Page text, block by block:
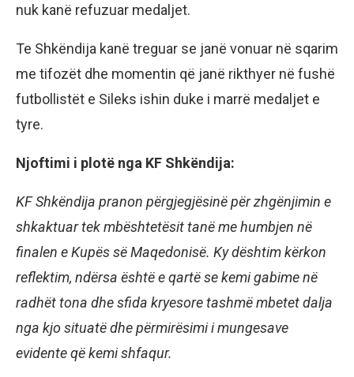
nuk kanë refuzuar medaljet.
Te Shkëndija kanë treguar se janë vonuar në sqarim
me tifozët dhe momentin që janë rikthyer në fushë
futbollistët e Sileks ishin duke i marrë medaljet e
tyre.
Njoftimi i plotë nga KF Shkëndija:
KF Shkëndija pranon përgjegjësinë për zhgënjimin e
shkaktuar tek mbështetësit tanë me humbjen në
finalen e Kupës së Maqedonisë. Ky dështim kërkon
reflektim, ndërsa është e qartë se kemi gabime në
radhët tona dhe sfida kryesore tashmë mbetet dalja
nga kjo situatë dhe përmirësimi i mungesave
evidente që kemi shfaqur.